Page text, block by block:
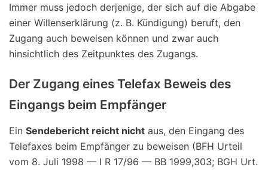
Immer muss jedoch derjenige, der sich auf die Abgabe
einer Willenserklärung (z. B. Kündigung) beruft, den
Zugang auch beweisen können und zwar auch
hinsichtlich des Zeitpunktes des Zugangs.
Der Zugang eines Telefax Beweis des
Eingangs beim Empfänger
Ein Sendebericht reicht nicht aus, den Eingang des
Telefaxes beim Empfänger zu beweisen (BFH Urteil
vom 8. Juli 1998 — I R 17/96 — BB 1999,303; BGH Urt.